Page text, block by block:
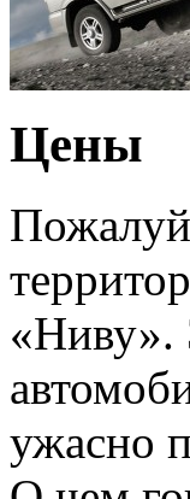
Цены
«Ниву».
ужасно